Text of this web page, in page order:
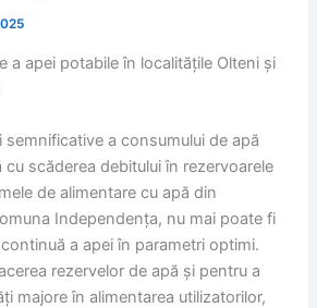
a apei potabile în localitățile Olteni și
a consumului de apă
scăderea debitului în rezervoarele
de alimentare cu apă din
Independența, nu mai poate fi
a apei în parametri optimi.
rezervelor de apă și pentru a
majore în alimentarea utilizatorilor,